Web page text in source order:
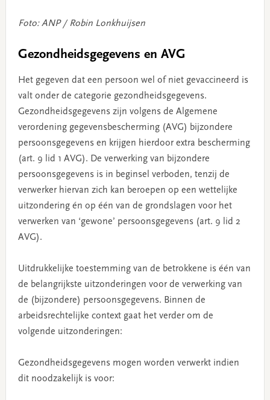
Foto: ANP / Robin Lonkhuijsen
Gezondheidsgegevens en AVG
Het gegeven dat een persoon wel of niet gevaccineerd is
valt onder de categorie gezondheidsgegevens.
Gezondheidsgegevens zijn volgens de Algemene
verordening gegevensbescherming (AVG) bijzondere
persoonsgegevens en krijgen hierdoor extra bescherming
(art. 9 lid 1 AVG). De verwerking van bijzondere
persoonsgegevens is in beginsel verboden, tenzij de
verwerker hiervan zich kan beroepen op een wettelijke
uitzondering én op één van de grondslagen voor het
verwerken van ‘gewone’ persoonsgegevens (art. 9 lid 2
AVG).
Uitdrukkelijke toestemming van de betrokkene is één van
de belangrijkste uitzonderingen voor de verwerking van
de (bijzondere) persoonsgegevens. Binnen de
arbeidsrechtelijke context gaat het verder om de
volgende uitzonderingen:
Gezondheidsgegevens mogen worden verwerkt indien
dit noodzakelijk is voor: